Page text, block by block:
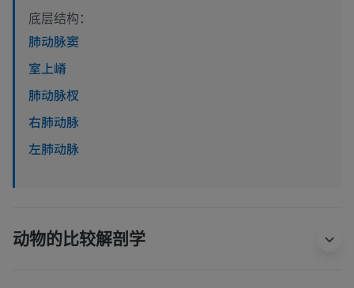
底层结构：
肺动脉窦
室上嵴
肺动脉杈
右肺动脉
左肺动脉
动物的比较解剖学